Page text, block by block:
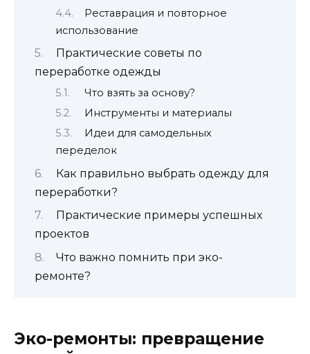
Реставрация и повторное
использование
Практические советы по
переработке одежды
Что взять за основу?
Инструменты и материалы
Идеи для самодельных
переделок
Как правильно выбрать одежду для
переработки?
Практические примеры успешных
проектов
Что важно помнить при эко-
ремонте?
Эко-ремонты: превращение